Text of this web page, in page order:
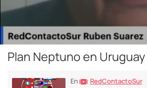
Plan Neptuno en Uruguay
En RedContactoSur